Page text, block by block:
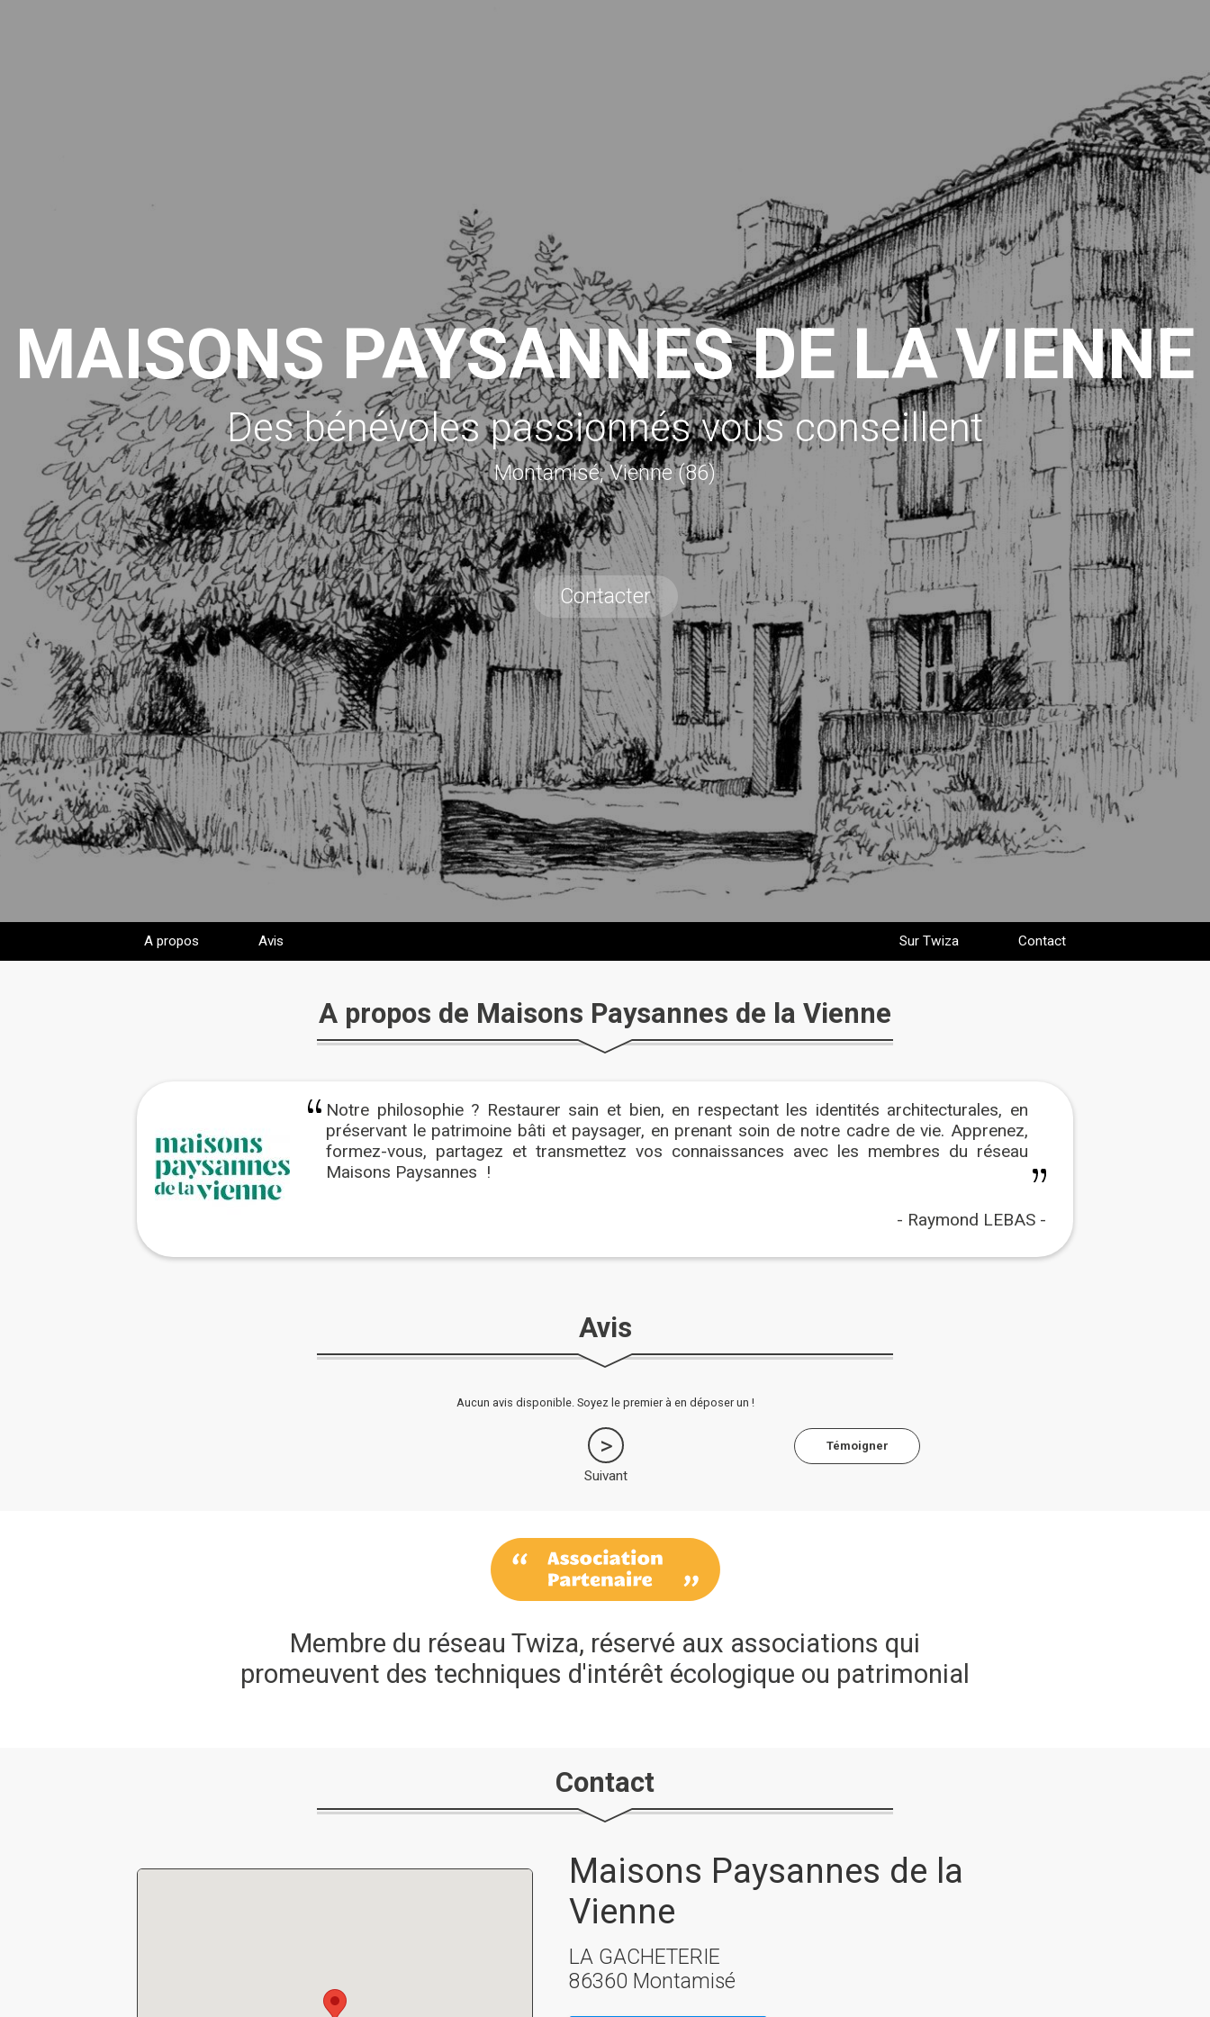
MAISONS PAYSANNES DE LA VIENNE
Des bénévoles passionnés vous conseillent
Montamisé, Vienne (86)
Contacter
A propos Avis Sur Twiza Contact
A propos de Maisons Paysannes de la Vienne
Notre philosophie ? Restaurer sain et bien, en respectant les identités architecturales, en
préservant le patrimoine bâti et paysager, en prenant soin de notre cadre de vie. Apprenez,
formez-vous, partagez et transmettez vos connaissances avec les membres du réseau
Maisons Paysannes !
Raymond LEBAS
Avis
Aucun avis disponible. Soyez le premier à en déposer un !
Témoigner
Suivant
Membre du réseau Twiza, réservé aux associations qui
promeuvent des techniques d'intérêt écologique ou patrimonial
Contact
Maisons Paysannes de la
Vienne
LA GACHETERIE
86360 Montamisé